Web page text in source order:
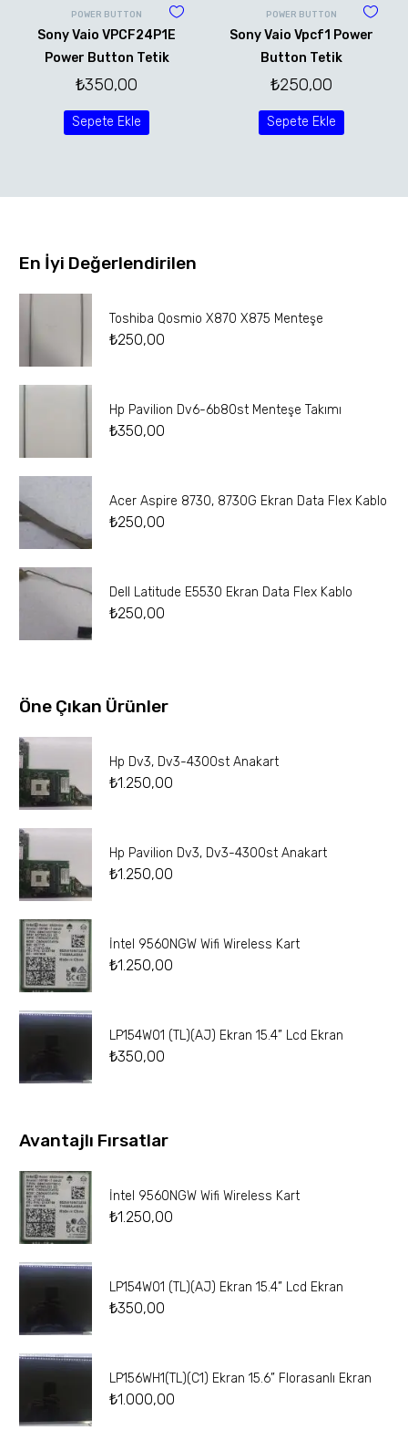
POWER BUTTON
Sony Vaio VPCF24P1E
Power Button Tetik
₺350,00
Sepete Ekle
POWER BUTTON
Sony Vaio Vpcf1 Power
Button Tetik
₺250,00
Sepete Ekle
En İyi Değerlendirilen
Toshiba Qosmio X870 X875 Menteşe
₺250,00
Hp Pavilion Dv6-6b80st Menteşe Takımı
₺350,00
Acer Aspire 8730, 8730G Ekran Data Flex Kablo
₺250,00
Dell Latitude E5530 Ekran Data Flex Kablo
₺250,00
Öne Çıkan Ürünler
Hp Dv3, Dv3-4300st Anakart
₺1.250,00
Hp Pavilion Dv3, Dv3-4300st Anakart
₺1.250,00
İntel 9560NGW Wifi Wireless Kart
₺1.250,00
LP154W01 (TL)(AJ) Ekran 15.4” Lcd Ekran
₺350,00
Avantajlı Fırsatlar
İntel 9560NGW Wifi Wireless Kart
₺1.250,00
LP154W01 (TL)(AJ) Ekran 15.4” Lcd Ekran
₺350,00
LP156WH1(TL)(C1) Ekran 15.6” Florasanlı Ekran
₺1.000,00